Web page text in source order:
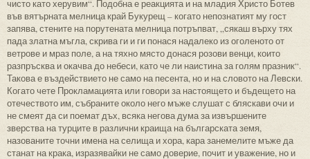
чисто като херувим“. Подобна е реакцията и на младия Христо Ботев
във вятърната мелница край Букурещ – когато непознатият му гост
запява, стените на порутената мелница потръпват, „сякаш върху тях
пада златна мъгла, скрива ги и ги понася надалеко из оголеното от
ветрове и мраз поле, а на тяхно място донася розови венци, които
разпръсква и окачва до небеси, като че ли наистина за голям празник“.
Такова е въздействието не само на песента, но и на словото на Левски.
Когато чете Прокламацията или говори за настоящето и бъдещето на
отечеството им, събраните около него мъже слушат с бляскави очи и
не смеят да си поемат дъх, всяка негова дума за извършените
зверства на турците в различни краища на българската земя,
назованите точни имена на селища и хора, кара занемелите мъже да
станат на крака, изразявайки не само доверие, почит и уважение, но и